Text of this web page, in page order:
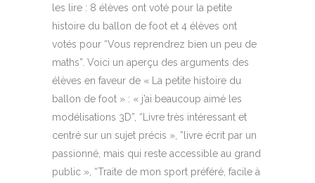
les lire : 8 élèves ont voté pour la petite
histoire du ballon de foot et 4 élèves ont
votés pour “Vous reprendrez bien un peu de
maths”. Voici un aperçu des arguments des
élèves en faveur de « La petite histoire du
ballon de foot » : « j’ai beaucoup aimé les
modélisations 3D”, “Livre très intéressant et
centré sur un sujet précis », ”livre écrit par un
passionné, mais qui reste accessible au grand
public », “Traite de mon sport préféré, facile à